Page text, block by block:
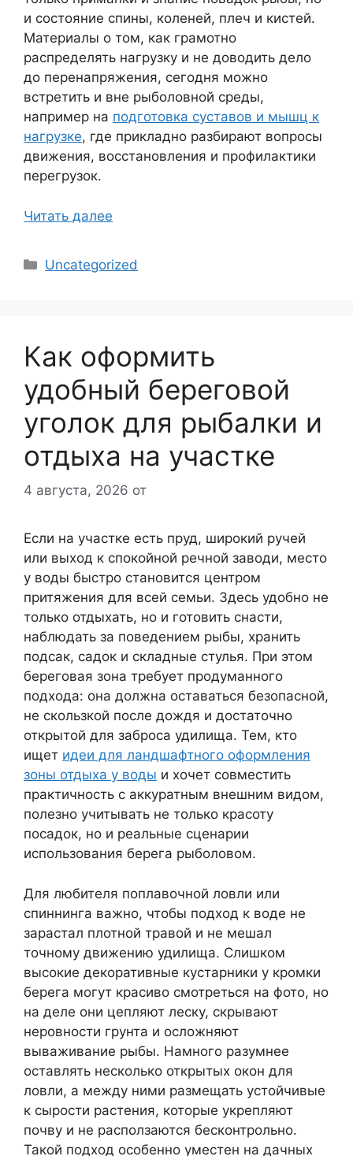
и состояние спины, коленей, плеч и кистей.
Материалы о том, как грамотно
распределять нагрузку и не доводить дело
до перенапряжения, сегодня можно
встретить и вне рыболовной среды,
например на подготовка суставов и мышц к
нагрузке, где прикладно разбирают вопросы
движения, восстановления и профилактики
перегрузок.
Читать далее
Рубрики
Uncategorized
Как оформить
удобный береговой
уголок для рыбалки и
отдыха на участке
4 августа, 2026 от
Если на участке есть пруд, широкий ручей
или выход к спокойной речной заводи, место
у воды быстро становится центром
притяжения для всей семьи. Здесь удобно не
только отдыхать, но и готовить снасти,
наблюдать за поведением рыбы, хранить
подсак, садок и складные стулья. При этом
береговая зона требует продуманного
подхода: она должна оставаться безопасной,
не скользкой после дождя и достаточно
открытой для заброса удилища. Тем, кто
ищет идеи для ландшафтного оформления
зоны отдыха у воды и хочет совместить
практичность с аккуратным внешним видом,
полезно учитывать не только красоту
посадок, но и реальные сценарии
использования берега рыболовом.
Для любителя поплавочной ловли или
спиннинга важно, чтобы подход к воде не
зарастал плотной травой и не мешал
точному движению удилища. Слишком
высокие декоративные кустарники у кромки
берега могут красиво смотреться на фото, но
на деле они цепляют леску, скрывают
неровности грунта и осложняют
вываживание рыбы. Намного разумнее
оставлять несколько открытых окон для
ловли, а между ними размещать устойчивые
к сырости растения, которые укрепляют
почву и не расползаются бесконтрольно.
Такой подход особенно уместен на дачных